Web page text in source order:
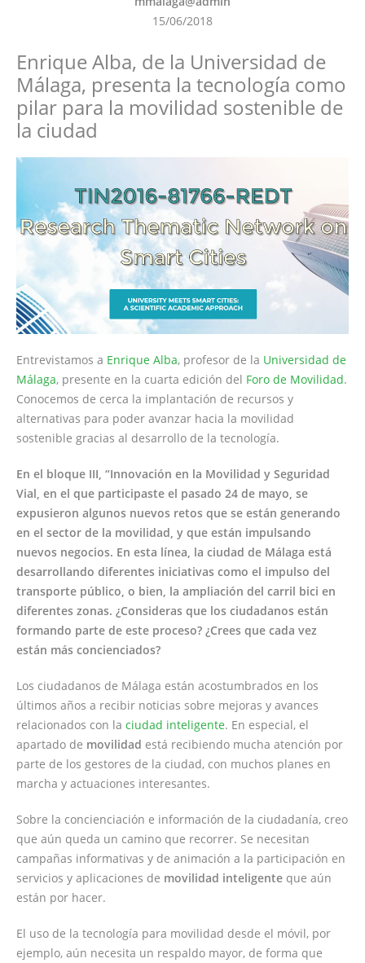
15/06/2018
Enrique Alba, de la Universidad de
Málaga, presenta la tecnología como
pilar para la movilidad sostenible de
la ciudad
Entrevistamos a Enrique Alba, profesor de la Universidad de
Málaga, presente en la cuarta edición del Foro de Movilidad.
Conocemos de cerca la implantación de recursos y
alternativas para poder avanzar hacia la movilidad
sostenible gracias al desarrollo de la tecnología.
En el bloque III, “Innovación en la Movilidad y Seguridad
Vial, en el que participaste el pasado 24 de mayo, se
expusieron algunos nuevos retos que se están generando
en el sector de la movilidad, y que están impulsando
nuevos negocios. En esta línea, la ciudad de Málaga está
desarrollando diferentes iniciativas como el impulso del
transporte público, o bien, la ampliación del carril bici en
diferentes zonas. ¿Consideras que los ciudadanos están
formando parte de este proceso? ¿Crees que cada vez
están más concienciados?
Los ciudadanos de Málaga están acostumbrados en los
últimos años a recibir noticias sobre mejoras y avances
relacionados con la ciudad inteligente. En especial, el
apartado de movilidad está recibiendo mucha atención por
parte de los gestores de la ciudad, con muchos planes en
marcha y actuaciones interesantes.
Sobre la concienciación e información de la ciudadanía, creo
que aún queda un camino que recorrer. Se necesitan
campañas informativas y de animación a la participación en
servicios y aplicaciones de movilidad inteligente que aún
están por hacer.
El uso de la tecnología para movilidad desde el móvil, por
ejemplo, aún necesita un respaldo mayor, de forma que